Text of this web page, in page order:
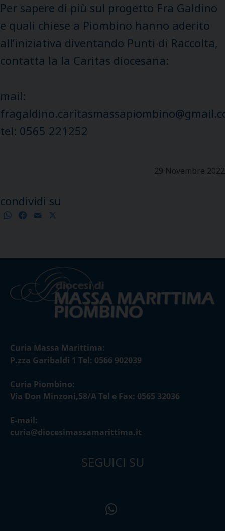
Per sapere di più sul progetto Fra Galdino
e quali chiese a Piombino hanno aderito
all’iniziativa diventando Punti di Raccolta,
contatta la la Caritas diocesana:
mail:
tel: 0565 221252
29 Novembre 2022
condividi su
WhatsApp
Facebook
Email
Curia Massa Marittima:
P.zza Garibaldi 1 Tel: 0566 902039
Curia Piombino:
Via Don Minzoni,58/A Tel e Fax: 0565 32036
E-mail:
curia@diocesimassamarittima.it
SEGUICI SU